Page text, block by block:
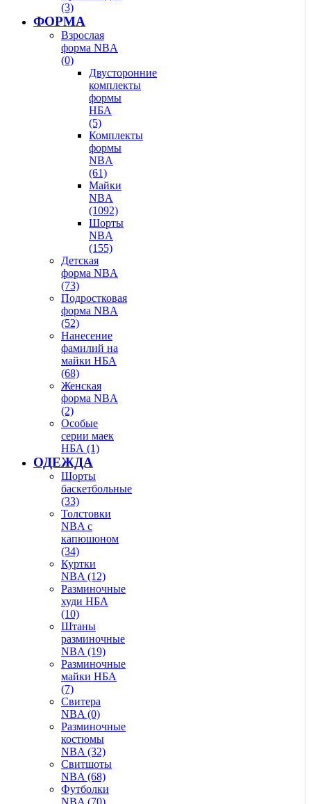
(3)
ФОРМА
Взрослая
форма NBA
(0)
Двусторонние
комплекты
формы
НБА
(5)
Комплекты
формы
NBA
(61)
Майки
NBA
(1092)
Шорты
NBA
(155)
Детская
форма NBA
(73)
Подростковая
форма NBA
(52)
Нанесение
фамилий на
майки НБА
(68)
Женская
форма NBA
(2)
Особые
серии маек
НБА (1)
ОДЕЖДА
Шорты
баскетбольные
(33)
Толстовки
NBA с
капюшоном
(34)
Куртки
NBA (12)
Разминочные
худи НБА
(10)
Штаны
разминочные
NBA (19)
Разминочные
майки НБА
(7)
Свитера
NBA (0)
Разминочные
костюмы
NBA (32)
Свитшоты
NBA (68)
Футболки
NBA (70)